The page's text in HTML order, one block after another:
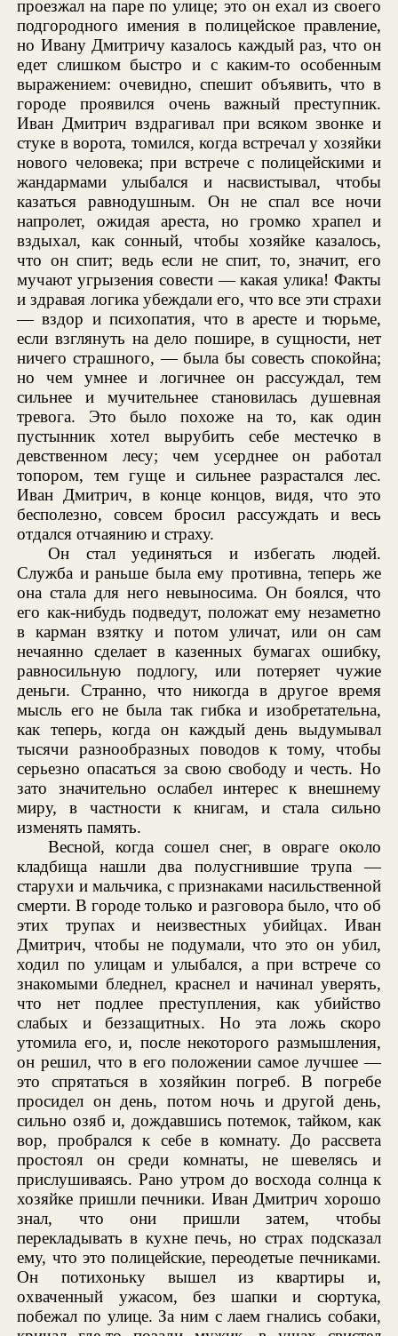
проезжал на паре по улице; это он ехал из своего
подгородного имения в полицейское правление,
но Ивану Дмитричу казалось каждый раз, что он
едет слишком быстро и с каким-то особенным
выражением: очевидно, спешит объявить, что в
городе проявился очень важный преступник.
Иван Дмитрич вздрагивал при всяком звонке и
стуке в ворота, томился, когда встречал у хозяйки
нового человека; при встрече с полицейскими и
жандармами улыбался и насвистывал, чтобы
казаться равнодушным. Он не спал все ночи
напролет, ожидая ареста, но громко храпел и
вздыхал, как сонный, чтобы хозяйке казалось,
что он спит; ведь если не спит, то, значит, его
мучают угрызения совести — какая улика! Факты
и здравая логика убеждали его, что все эти страхи
— вздор и психопатия, что в аресте и тюрьме,
если взглянуть на дело пошире, в сущности, нет
ничего страшного, — была бы совесть спокойна;
но чем умнее и логичнее он рассуждал, тем
сильнее и мучительнее становилась душевная
тревога. Это было похоже на то, как один
пустынник хотел вырубить себе местечко в
девственном лесу; чем усерднее он работал
топором, тем гуще и сильнее разрастался лес.
Иван Дмитрич, в конце концов, видя, что это
бесполезно, совсем бросил рассуждать и весь
отдался отчаянию и страху.
Он стал уединяться и избегать людей.
Служба и раньше была ему противна, теперь же
она стала для него невыносима. Он боялся, что
его как-нибудь подведут, положат ему незаметно
в карман взятку и потом уличат, или он сам
нечаянно сделает в казенных бумагах ошибку,
равносильную подлогу, или потеряет чужие
деньги. Странно, что никогда в другое время
мысль его не была так гибка и изобретательна,
как теперь, когда он каждый день выдумывал
тысячи разнообразных поводов к тому, чтобы
серьезно опасаться за свою свободу и честь. Но
зато значительно ослабел интерес к внешнему
миру, в частности к книгам, и стала сильно
изменять память.
Весной, когда сошел снег, в овраге около
кладбища нашли два полусгнившие трупа —
старухи и мальчика, с признаками насильственной
смерти. В городе только и разговора было, что об
этих трупах и неизвестных убийцах. Иван
Дмитрич, чтобы не подумали, что это он убил,
ходил по улицам и улыбался, а при встрече со
знакомыми бледнел, краснел и начинал уверять,
что нет подлее преступления, как убийство
слабых и беззащитных. Но эта ложь скоро
утомила его, и, после некоторого размышления,
он решил, что в его положении самое лучшее —
это спрятаться в хозяйкин погреб. В погребе
просидел он день, потом ночь и другой день,
сильно озяб и, дождавшись потемок, тайком, как
вор, пробрался к себе в комнату. До рассвета
простоял он среди комнаты, не шевелясь и
прислушиваясь. Рано утром до восхода солнца к
хозяйке пришли печники. Иван Дмитрич хорошо
знал, что они пришли затем, чтобы
перекладывать в кухне печь, но страх подсказал
ему, что это полицейские, переодетые печниками.
Он потихоньку вышел из квартиры и,
охваченный ужасом, без шапки и сюртука,
побежал по улице. За ним с лаем гнались собаки,